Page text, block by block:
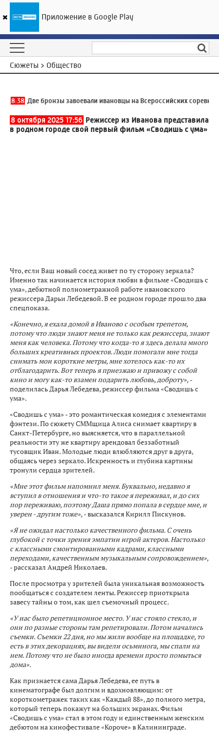
ГТРК «Ивтелерадио»
Сюжеты > Общество
Две бронзы завоевали ивановцы на Всероссийских
8 октября 2025 17:56 Режиссер из Иванова представила
в родном городе свой первый фильм «Сводишь с ума»
Что, если Ваш новый сосед живет по ту сторону зеркала?
Именно так начинается история любви в фильме «Сводишь с
ума», дебютной полнометражной работе ивановского
режиссера Дарьи Лебедевой. В ее родном городе прошло два
спецпоказа.
«Конечно, я ехала домой в Иваново с особым трепетом,
потому что люди знают меня не только как режиссера, знают
меня как человека. Потому что когда-то я здесь делала много
больших креативных проектов. Люди помогали мне тогда
снимать мои короткие метры, мне хотелось как-то их
отблагодарить. Вот теперь я приезжаю и привожу с собой
кино и могу как-то взамен подарить любовь, доброту», -
поделилась Дарья Лебедева, режиссер фильма «Сводишь с
ума».
«Сводишь с ума» - это романтическая комедия с элементами
фэнтези. По сюжету СММщица Алиса снимает квартиру в
Санкт-Петербурге, но выясняется, что в параллельной
реальности эту же квартиру арендовал беззаботный
тусовщик Иван. Молодые люди влюбляются друг в друга,
общаясь через зеркало. Искренность и глубина картины
тронули сердца зрителей.
«Мне этот фильм напомнил меня. Буквально, недавно я
вступил в отношения и что-то такое я переживал, и до сих
пор переживаю, поэтому Даша прямо попала в сердце мне, и
уверен - другим тоже», - высказался Кирилл Пискунов.
«Я не ожидал настолько качественного фильма. С очень
глубокой с точки зрения эмпатии игрой актеров. Настолько
с классными смонтированными кадрами, классными
переходами, качественным музыкальным сопровождением»,
- рассказал Андрей Николаев.
После просмотра у зрителей была уникальная возможность
пообщаться с создателем ленты. Режиссер приоткрыла
завесу тайны о том, как шел съемочный процесс.
«У нас было репетиционное место. У нас стояло стекло, и
они по разные стороны там репетировали. Потом начались
съемки. Съемки 22 дня, но мы жили вообще на площадке, то
есть в этих декорациях, вы видели осьминога, мы спали на
нем. Потому что не было иногда времени просто помыться
дома».
Как признается сама Дарья Лебедева, ее путь в
кинематографе был долгим и вдохновляющим: от
короткометражек таких как «Каждый 88», до полного метра,
который теперь покажут на больших экранах. Фильм
«Сводишь с ума» стал в этом году и единственным женским
дебютом на кинофестивале «Короче» в Калининграде.
Приложение в Google Play